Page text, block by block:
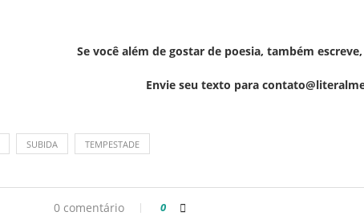
Se você além de gostar de poesia, também
Envie seu texto para
SUBIDA TEMPESTADE
0 comentário 0